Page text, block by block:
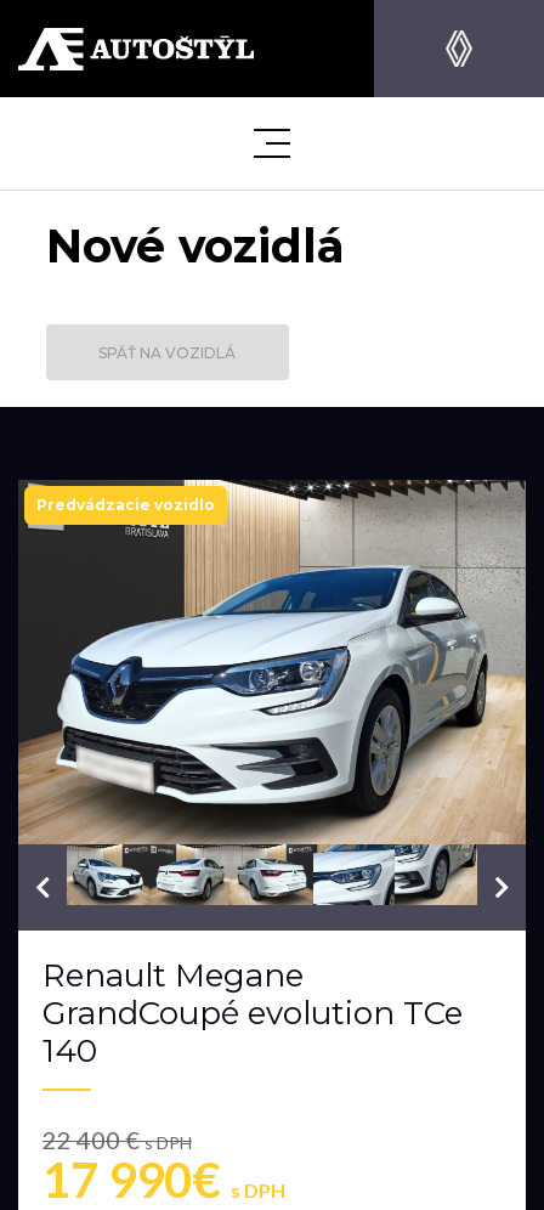
Nové vozidlá
SPÄŤ NA VOZIDLÁ
Predvádzacie vozidlo
VIN: VF1RFB00873937302
Renault Megane
GrandCoupé evolution TCe
140
22 400 €s DPH
17 990€ s DPH